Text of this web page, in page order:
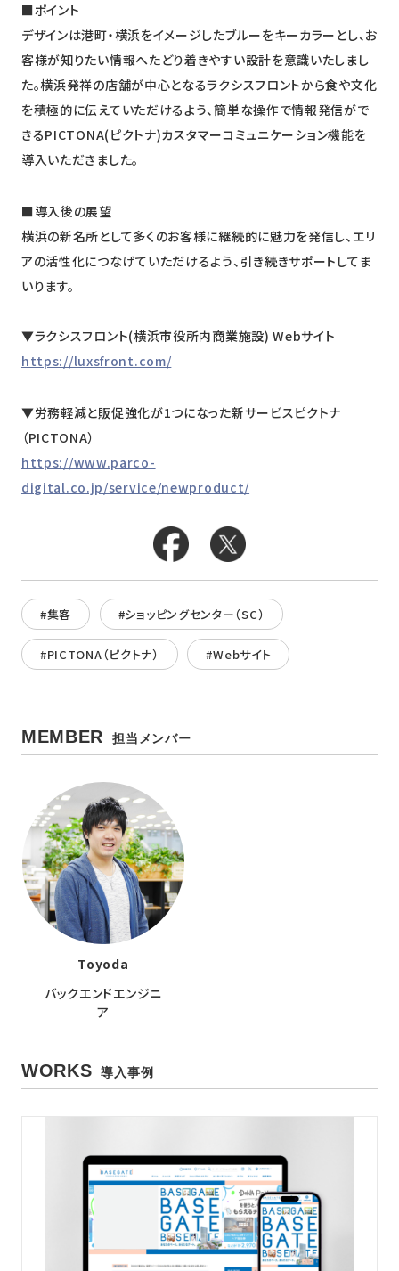
■ポイント
デザインは港町・横浜をイメージしたブルーをキーカラーとし、お
客様が知りたい情報へたどり着きやすい設計を意識いたしまし
た。横浜発祥の店舗が中心となるラクシスフロントから食や文化
を積極的に伝えていただけるよう、簡単な操作で情報発信がで
きるPICTONA(ピクトナ)カスタマーコミュニケーション機能を
導入いただきました。
■導入後の展望
横浜の新名所として多くのお客様に継続的に魅力を発信し、エリ
アの活性化につなげていただけるよう、引き続きサポートしてま
いります。
▼ラクシスフロント(横浜市役所内商業施設) Webサイト
https://luxsfront.com/
▼労務軽減と販促強化が1つになった新サービスピクトナ
（PICTONA）
https://www.parco-
digital.co.jp/service/newproduct/
#集客 #ショッピングセンター（SC）
#PICTONA（ピクトナ） #Webサイト
MEMBER 担当メンバー
Toyoda
バックエンドエンジニ
ア
WORKS 導入事例